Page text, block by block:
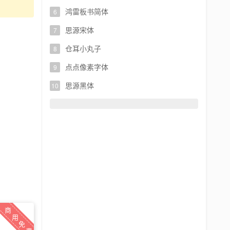
免
用
商
鸿雷板书简体
思源宋体
仓耳小丸子
点点像素字体
思源黑体